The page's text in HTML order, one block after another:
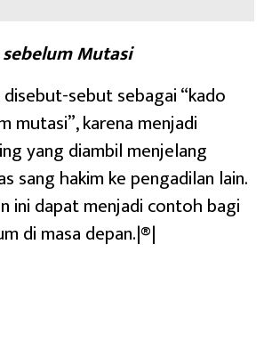
Mutasi
sebut sebagai “kado
mutasi”, karena menjadi
yang diambil menjelang
sang hakim ke pengadilan lain.
ini dapat menjadi contoh bagi
di masa depan.|®|